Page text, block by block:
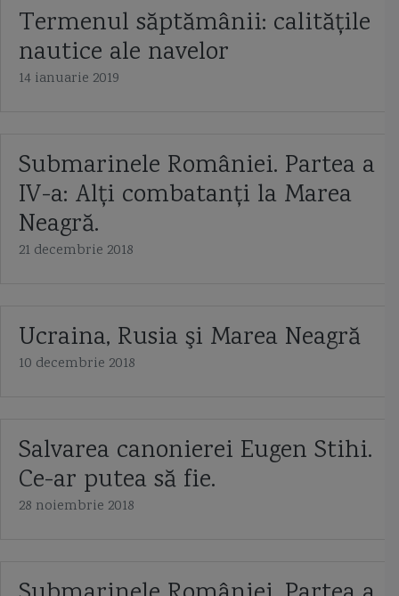
Termenul săptămânii: calităţile
nautice ale navelor
14 ianuarie 2019
Submarinele României. Partea a
IV-a: Alţi combatanţi la Marea
Neagră.
21 decembrie 2018
Ucraina, Rusia şi Marea Neagră
10 decembrie 2018
Salvarea canonierei Eugen Stihi.
Ce-ar putea să fie.
28 noiembrie 2018